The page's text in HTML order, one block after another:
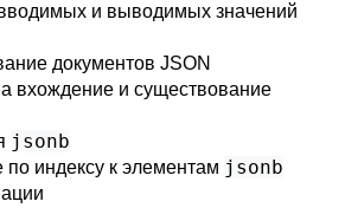
и выводимых значений
документов JSON
вхождение и существование
jsonb
индексу к элементам jsonb